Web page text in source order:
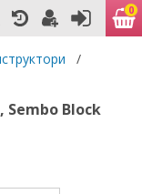
0
/
Sembo Block